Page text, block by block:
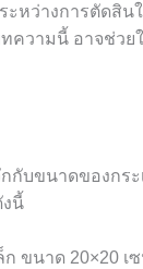
หว่างการตัดสินใ
ความนี้ อาจช่วย
กับขนาดของกระ
งนี้
ก ขนาด 20×20 เ